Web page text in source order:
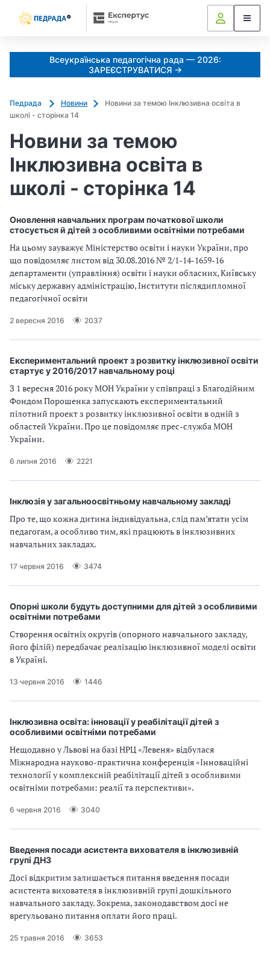
Всеукраїнська педагогічна рада — 2026:
ЗАРЕЄСТРУВАТИСЯ →
Педрада Новини
Новини за темою Інклюзивна освіта в
школі - сторінка 14
Новини за темою
Інклюзивна освіта в
школі - сторінка 14
Оновлення навчальних програм початкової школи
стосується й дітей з особливими освітніми потребами
На цьому зауважує Міністерство освіти і науки України, про
що повідомляє листом від 30.08.2016 № 2/1-14-1659-16
департаменти (управління) освіти і науки обласних, Київську
міську державну адміністрацію, Інститути післядипломної
педагогічної освіти
2 вересня 2016 2037
Експериментальний проект з розвитку інклюзивної освіти
стартує у 2016/2017 навчальному році
З 1 вересня 2016 року МОН України у співпраці з Благодійним
Фондом Порошенка запускають експериментальний
пілотний проект з розвитку інклюзивної освіти в одній з
областей України. Про це повідомляє прес-служба МОН
України.
6 липня 2016 2221
Інклюзія у загальноосвітньому навчальному закладі
Про те, що кожна дитина індивідуальна, слід пам’ятати усім
педагогам, а особливо тим, які працюють в інклюзивних
навчальних закладах.
17 червня 2016 3474
Опорні школи будуть доступними для дітей з особливими
освітніми потребами
Створення освітніх округів (опорного навчального закладу,
його філій) передбачає реалізацію інклюзивної моделі освіти
в Україні.
13 червня 2016 1446
Інклюзивна освіта: інновації у реабілітації дітей з
особливими освітніми потребами
Нещодавно у Львові на базі НРЦ «Левеня» відбулася
Міжнародна науково-практична конференція «Інноваційні
технології у комплексній реабілітації дітей з особливими
освітніми потребами: реалії та перспективи».
6 червня 2016 3040
Введення посади асистента вихователя в інклюзивній
групі ДНЗ
Досі відкритим залишається питання введення посади
асистента вихователя в інклюзивній групі дошкільного
навчального закладу. Зокрема, законодавством досі не
врегульовано питання оплати його праці.
25 травня 2016 3653